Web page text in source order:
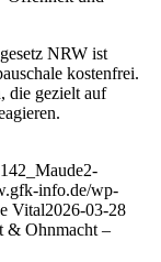
NRW ist
kostenfrei.
die gezielt auf
info.de/wp-
Vital2026-03-28
& Ohnmacht –